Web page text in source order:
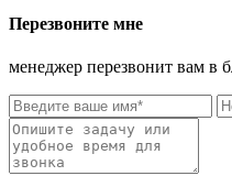
Перезвоните мне
менеджер перезвонит вам в